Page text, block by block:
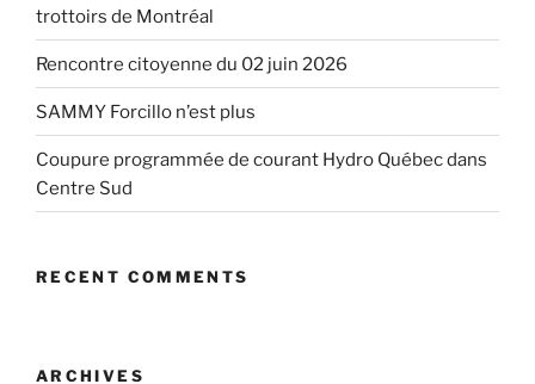
trottoirs de Montréal
Rencontre citoyenne du 02 juin 2026
SAMMY Forcillo n’est plus
Coupure programmée de courant Hydro Québec dans
Centre Sud
RECENT COMMENTS
ARCHIVES